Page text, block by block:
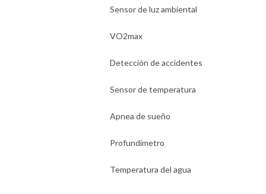
Sensor de luz ambiental
VO2max
Detección de accidentes
Sensor de temperatura
Apnea de sueño
Profundímetro
Temperatura del agua